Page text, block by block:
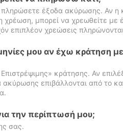
έξοδα ακύρωσης. Αν η
χρέωση, μπορεί να χρεωθείτε
επιπλέον χρεώσεις
μου αν έχω κράτηση με
κράτησης. Αν
ακύρωσης επιβάλλονται από το
την περίπτωσή μου;
σας.